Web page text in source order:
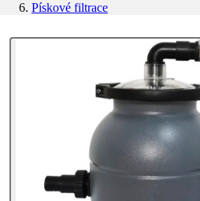
Pískové filtrace